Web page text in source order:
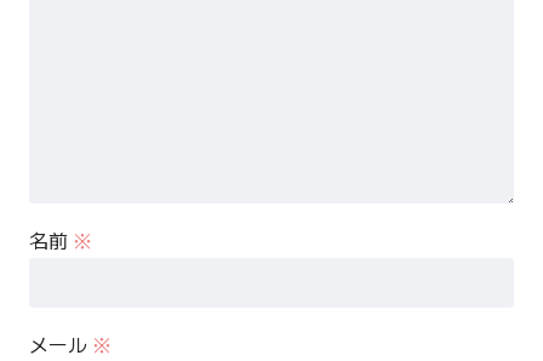
名前 ※
メール ※